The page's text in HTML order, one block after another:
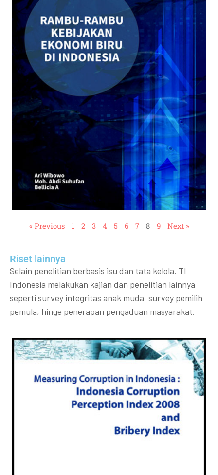
« Previous 1 2 3 4 5 6 7 8 9 Next »
Riset lainnya​​
Selain penelitian berbasis isu dan tata kelola, TI
Indonesia melakukan kajian dan penelitian lainnya
seperti survey integritas anak muda, survey pemilih
pemula, hinge penerapan pengaduan masyarakat.